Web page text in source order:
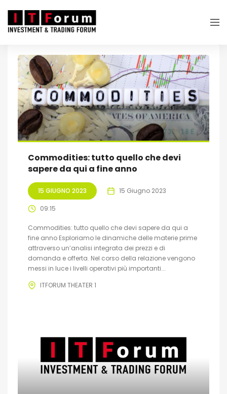
Commodities: tutto quello che devi
sapere da qui a fine anno
15 GIUGNO 2023 15 Giugno 2023
09:15
Commodities: tutto quello che devi sapere da qui a
fine anno Esploriamo le dinamiche delle materie prime
attraverso un’analisi integrata dei prezzi e di
domanda e offerta. Nel corso della relazione vengono
messi in luce i livelli operativi più importanti...
ITFORUM THEATER 1